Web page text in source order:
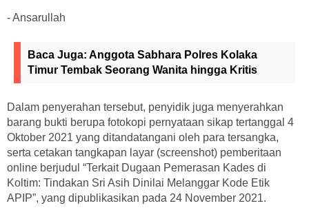
- Ansarullah
Baca Juga: Anggota Sabhara Polres Kolaka
Timur Tembak Seorang Wanita hingga Kritis
Dalam penyerahan tersebut, penyidik juga menyerahkan
barang bukti berupa fotokopi pernyataan sikap tertanggal 4
Oktober 2021 yang ditandatangani oleh para tersangka,
serta cetakan tangkapan layar (screenshot) pemberitaan
online berjudul “Terkait Dugaan Pemerasan Kades di
Koltim: Tindakan Sri Asih Dinilai Melanggar Kode Etik
APIP”, yang dipublikasikan pada 24 November 2021.